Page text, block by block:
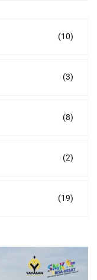
(10)
(3)
(8)
(2)
(19)